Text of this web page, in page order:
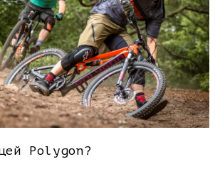
Polygon?